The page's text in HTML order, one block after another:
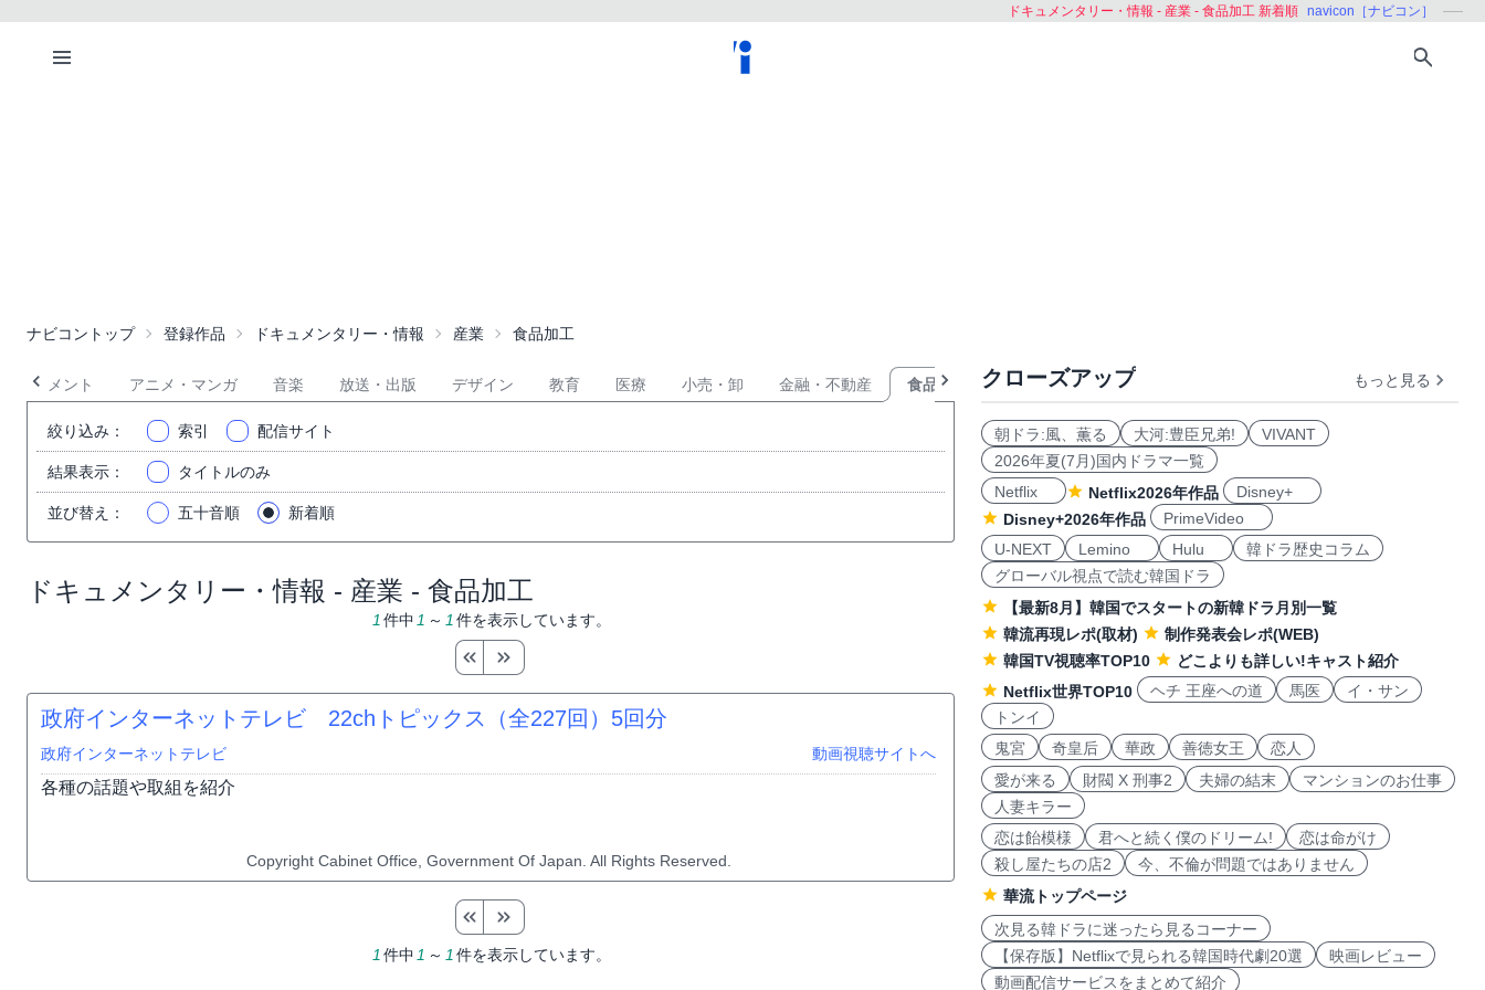
ドキュメンタリー・情報 - 産業 - 食品加工 新着順 navicon［ナビコン］
ナビコントップ 登録作品 ドキュメンタリー・情報 産業 食品加工
インメント アニメ・マンガ 音楽 放送・出版 デザイン 教育 医療 小売・卸 金融・不動産 食品加工 伝統工芸 農業
絞り込み ： 索引 配信サイト
結果表示 ： タイトルのみ
並び替え ： 五十音順 新着順
ドキュメンタリー・情報 - 産業 - 食品加工
1 件中 1 ～ 1 件を表示しています。
政府インターネットテレビ 22chトピックス（全227回） 5回分
政府インターネットテレビ 動画視聴サイトへ
各種の話題や取組を紹介
Copyright Cabinet Office, Government Of Japan. All Rights Reserved.
1 件中 1 ～ 1 件を表示しています。
クローズアップ もっと見る
朝ドラ:風、薫る 大河:豊臣兄弟!
VIVANT
2026年夏(7月)国内ドラマ一覧
Netflix
Netflix2026年作品
Disney+
Disney+2026年作品
PrimeVideo
U-NEXT
Lemino Hulu
韓ドラ歴史コラム
グローバル視点で読む韓国ドラ
【最新8月】韓国でスタートの新韓ドラ月別一覧
韓流再現レポ(取材)
制作発表会レポ(WEB)
韓国TV視聴率TOP10
どこよりも詳しい!キャスト紹介
Netflix世界TOP10
ヘチ 王座への道 馬医
イ・サン
トンイ
鬼宮
奇皇后 華政 善徳女王
恋人
愛が来る
財閥 X 刑事2 夫婦の結末
マンションのお仕事
人妻キラー
恋は飴模様
君へと続く僕のドリーム!
恋は命がけ
殺し屋たちの店2
今、不倫が問題ではありません
華流トップページ
次見る韓ドラに迷ったら見るコーナー
【保存版】Netflixで見られる韓国時代劇20選
映画レビュー
動画配信サービスをまとめて紹介